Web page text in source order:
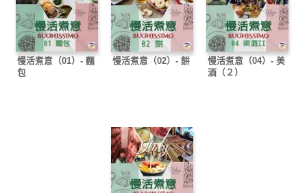
慢活煮意（01）- 麵
包
慢活煮意（02）- 餅
慢活煮意（04）- 美
酒（２）